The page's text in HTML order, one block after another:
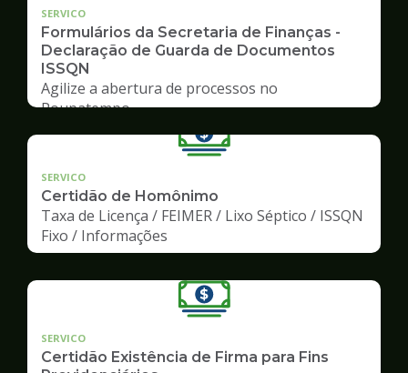
SERVICO
Formulários da Secretaria de Finanças -
Declaração de Guarda de Documentos
ISSQN
Agilize a abertura de processos no
Poupatempo
SERVICO
Certidão de Homônimo
Taxa de Licença / FEIMER / Lixo Séptico / ISSQN
Fixo / Informações
SERVICO
Certidão Existência de Firma para Fins